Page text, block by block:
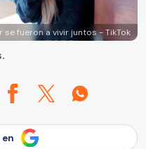
se fueron a vivir juntos - TikTok
en